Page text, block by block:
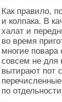
Как правило,
и колпака. В
халат и
во время
многие
совсем не для
вытирают пот
по